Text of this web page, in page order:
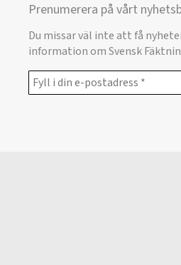
Prenumerera på vårt
Du missar väl inte att få
information om Svensk